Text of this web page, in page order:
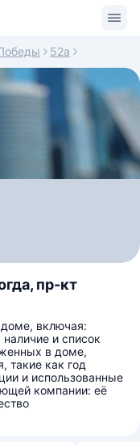
52а
пр-кт
включая:
и список
в доме,
такие как год
и использованные
компании: её